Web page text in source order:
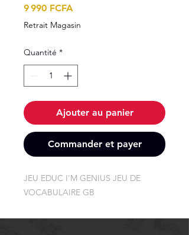
9 990 FCFA
Retrait Magasin
Quantité *
Ajouter au panier
Commander et payer
JEU EDUC I'M GENIUS JEU DE
VOCABULAIRE GB